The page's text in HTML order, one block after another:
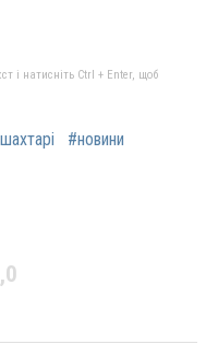
і натисніть Ctrl + Enter, щоб
#новини